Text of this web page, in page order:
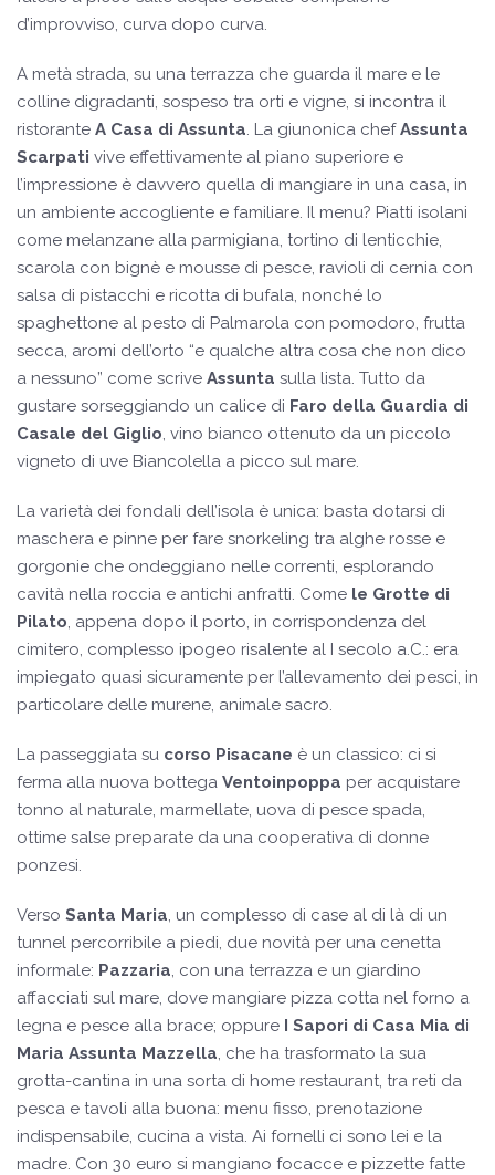
d’improvviso, curva dopo curva.
A metà strada, su una terrazza che guarda il mare e le
colline digradanti, sospeso tra orti e vigne, si incontra il
ristorante A Casa di Assunta. La giunonica chefAssunta
Scarpati vive effettivamente al piano superiore e
l’impressione è davvero quella di mangiare in una casa, in
un ambiente accogliente e familiare. Il menu? Piatti isolani
come melanzane alla parmigiana, tortino di lenticchie,
scarola con bignè e mousse di pesce, ravioli di cernia con
salsa di pistacchi e ricotta di bufala, nonché lo
spaghettone al pesto di Palmarola con pomodoro, frutta
secca, aromi dell’orto “e qualche altra cosa che non dico
a nessuno” come scrive Assunta sulla lista. Tutto da
gustare sorseggiando un calice di Faro della Guardia di
Casale del Giglio, vino bianco ottenuto da un piccolo
vigneto di uve Biancolella a picco sul mare.
La varietà dei fondali dell’isola è unica: basta dotarsi di
maschera e pinne per fare snorkeling tra alghe rosse e
gorgonie che ondeggiano nelle correnti, esplorando
cavità nella roccia e antichi anfratti. Come le Grotte di
Pilato, appena dopo il porto, in corrispondenza del
cimitero, complesso ipogeo risalente al I secolo a.C.: era
impiegato quasi sicuramente per l’allevamento dei pesci, in
particolare delle murene, animale sacro.
La passeggiata su corso Pisacane è un classico: ci si
ferma alla nuova bottega Ventoinpoppa per acquistare
tonno al naturale, marmellate, uova di pesce spada,
ottime salse preparate da una cooperativa di donne
ponzesi.
Verso Santa Maria, un complesso di case al di là di un
tunnel percorribile a piedi, due novità per una cenetta
informale: Pazzaria, con una terrazza e un giardino
affacciati sul mare, dove mangiare pizza cotta nel forno a
legna e pesce alla brace; oppure I Sapori di Casa Mia di
Maria Assunta Mazzella, che ha trasformato la sua
grotta-cantina in una sorta di home restaurant, tra reti da
pesca e tavoli alla buona: menu fisso, prenotazione
indispensabile, cucina a vista. Ai fornelli ci sono lei e la
madre. Con 30 euro si mangiano focacce e pizzette fatte